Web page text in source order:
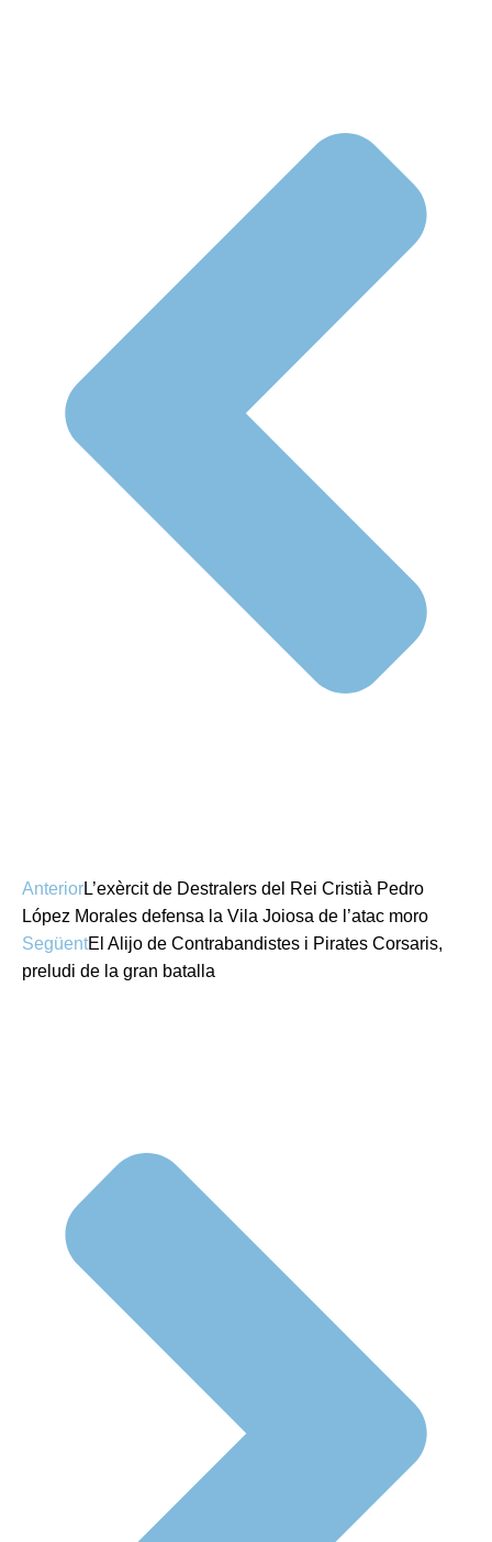
AnteriorL’exèrcit de Destralers del Rei Cristià Pedro
López Morales defensa la Vila Joiosa de l’atac moro
SegüentEl Alijo de Contrabandistes i Pirates Corsaris,
preludi de la gran batalla